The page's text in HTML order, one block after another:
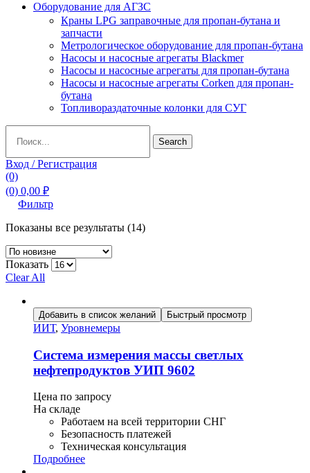
Оборудование для АГЗС
Краны LPG заправочные для пропан-бутана и
запчасти
Метрологическое оборудование для пропан-бутана
Насосы и насосные агрегаты Blackmer
Насосы и насосные агрегаты для пропан-бутана
Насосы и насосные агрегаты Corken для пропан-
бутана
Топливораздаточные колонки для СУГ
for:
Search
Вход / Регистрация
(0)
(0) 0,00 ₽
Фильтр
Показаны все результаты (14)Сортировка:
Показать
Clear All
Добавить в список желаний Быстрый просмотр
ИИТ, Уровнемеры
Система измерения массы светлых
нефтепродуктов УИП 9602
Цена по запросу
На складе
Работаем на всей территории СНГ
Безопасность платежей
Техническая консультация
Подробнее